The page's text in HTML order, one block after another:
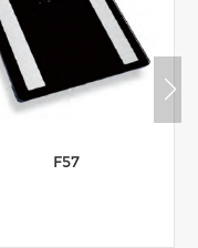
F57